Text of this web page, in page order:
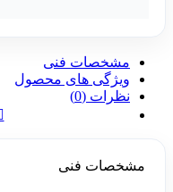
مشخصات فنی
ویژگی های محصول
نظرات (0)
مشخصات فنی